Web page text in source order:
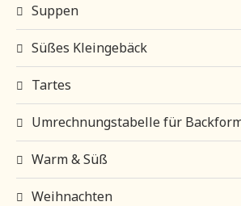
Suppen
Süßes Kleingebäck
Tartes
Umrechnungstabelle für
Warm & Süß
Weihnachten